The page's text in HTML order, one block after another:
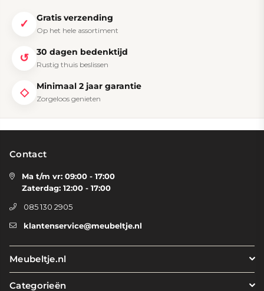
✓ Gratis verzending
Op het hele assortiment
↺ 30 dagen bedenktijd
Rustig thuis beslissen
◇ Minimaal 2 jaar garantie
Zorgeloos genieten
Contact
Ma t/m vr: 09:00 - 17:00
Zaterdag: 12:00 - 17:00
085 130 2905
klantenservice@meubeltje.nl
Meubeltje.nl
Categorieën